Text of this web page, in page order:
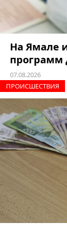
На Ямале
программ
07.08.2026
ПРОИCШЕСТВИЯ